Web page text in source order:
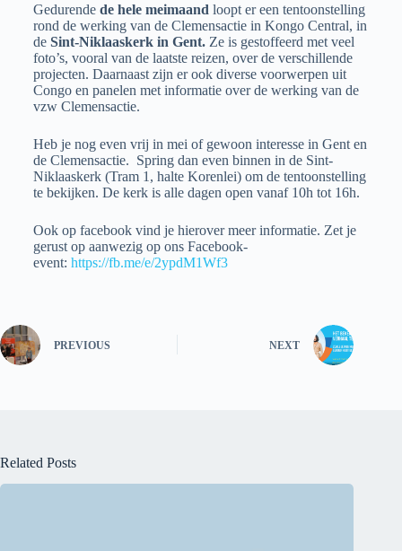
Gedurende de hele meimaand loopt er een tentoonstelling
rond de werking van de Clemensactie in Kongo Central, in
de Sint-Niklaaskerk in Gent. Ze is gestoffeerd met veel
foto’s, vooral van de laatste reizen, over de verschillende
projecten. Daarnaast zijn er ook diverse voorwerpen uit
Congo en panelen met informatie over de werking van de
vzw Clemensactie.
Heb je nog even vrij in mei of gewoon interesse in Gent en
de Clemensactie. Spring dan even binnen in de Sint-
Niklaaskerk (Tram 1, halte Korenlei) om de tentoonstelling
te bekijken. De kerk is alle dagen open vanaf 10h tot 16h.
Ook op facebook vind je hierover meer informatie. Zet je
gerust op aanwezig op ons Facebook-
event: https://fb.me/e/2ypdM1Wf3
PREVIOUS NEXT
Related Posts